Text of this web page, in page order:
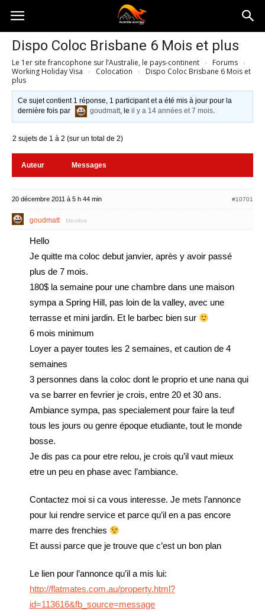
Australia-
australie.com
Dispo Coloc Brisbane 6 Mois et plus
Le 1er site francophone sur l’Australie, le pays-continent › Forums ›
Working Holiday Visa › Colocation ›
Dispo Coloc Brisbane 6 Mois et
plus
Ce sujet contient 1 réponse, 1 participant et a été mis à jour pour la
dernière fois par
goudmatt, leil y a 14 années et 7 mois.
2 sujets de 1 à 2 (sur un total de 2)
Auteur Messages
20 décembre 2011 à 5 h 44 min #10701
goudmatt Membre
Hello
Je quitte ma coloc debut janvier, après y avoir passé
plus de 7 mois.
180$ la semaine pour une chambre dans une maison
sympa a Spring Hill, pas loin de la valley, avec une
terrasse et mini jardin. Et le barbec bien sur
6 mois minimum
Loyer a payer toutes les 2 semaines, et caution de 4
semaines
3 personnes dans la coloc dont le proprio et une nana qui
va se barrer en fevrier je crois, entre 20 et 30 ans.
Ambiance sympa, pas specialement pour faire la teuf
tous les jours ou genre époque etudiante, tout le monde
bosse.
Je dis pas ca pour etre relou, je crois qu’il vaut mieux
etre un peu en phase avec l’ambiance.
Contactez moi si ca vous interesse. Je mets l’annonce
pour lui rendre service et parce qu’il en a pas encore
marre des frenchies
Et aussi parce que je trouve que c’est un bon plan
Le lien pour l’annonce qu’il a mis lui:
http://flatmates.com.au/property.html?
id=113616&fb_source=message